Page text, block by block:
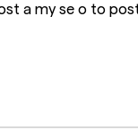
a my se o to